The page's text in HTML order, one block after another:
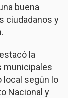
buena
ciudadanos y
la
municipales
local según lo
Nacional y